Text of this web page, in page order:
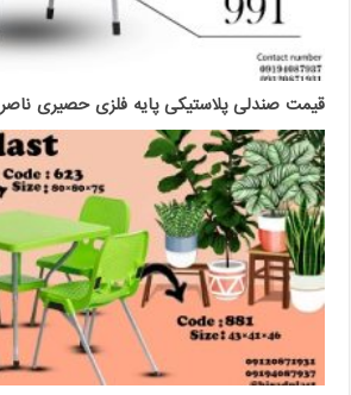
قیمت صندلی پلاستیکی پایه فلزی حصیری ناصر